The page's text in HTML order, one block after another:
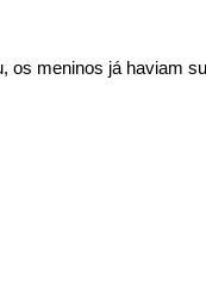
meninos já haviam